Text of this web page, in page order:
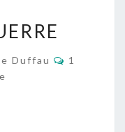
Duffau
1